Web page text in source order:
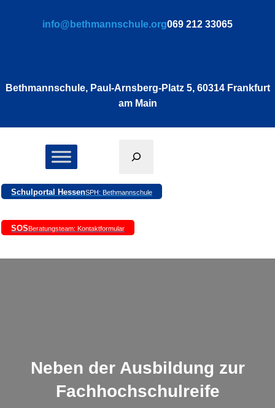
info@bethmannschule.org069 212 33065
Bethmannschule, Paul-Arnsberg-Platz 5, 60314 Frankfurt
am Main
Schulportal HessenSPH: Bethmannschule
SOSBeratungsteam: Kontaktformular
Neben der Ausbildung zur
Fachhochschulreife